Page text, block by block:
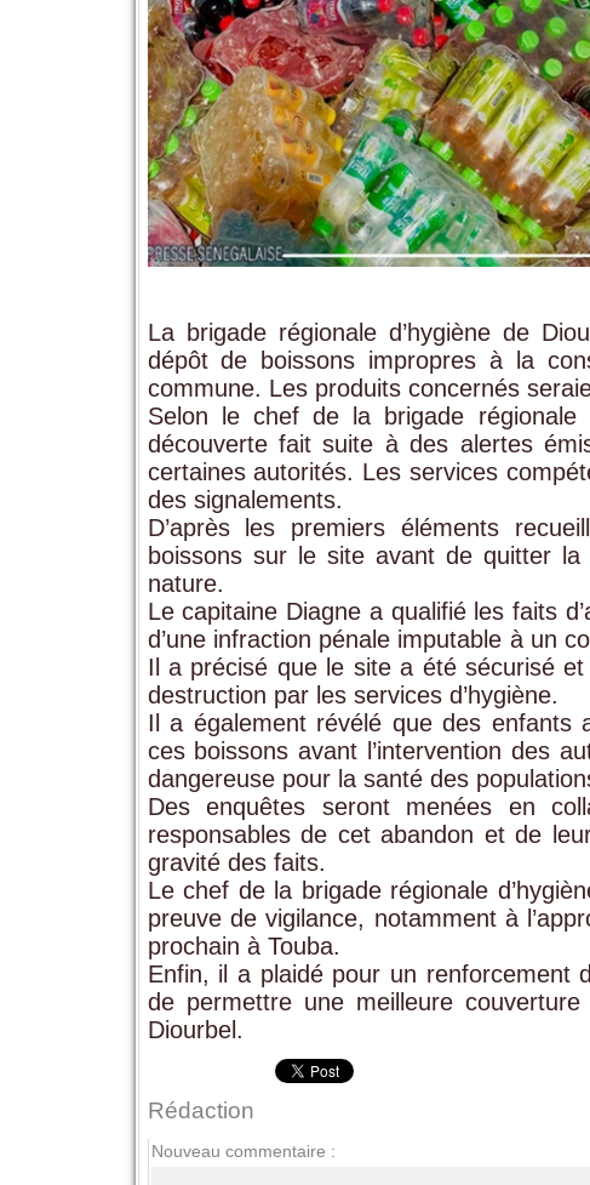
La brigade régionale d’hygiène de
dépôt de boissons impropres à la
commune. Les produits concernés
Selon le chef de la brigade régionale
découverte fait suite à des alertes
certaines autorités. Les services
des signalements.
D’après les premiers éléments
boissons sur le site avant de quitter
nature.
Le capitaine Diagne a qualifié les faits
d’une infraction pénale imputable à un
Il a précisé que le site a été sécurisé et
destruction par les services d’hygiène.
Il a également révélé que des enfants
ces boissons avant l’intervention des
dangereuse pour la santé des
Des enquêtes seront menées en
responsables de cet abandon et de
gravité des faits.
Le chef de la brigade régionale
preuve de vigilance, notamment à
prochain à Touba.
Enfin, il a plaidé pour un renforcement
de permettre une meilleure
Diourbel.
Rédaction
Nouveau commentaire :